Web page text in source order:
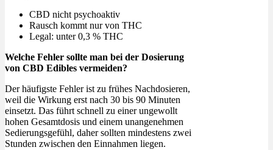
CBD nicht psychoaktiv
Rausch kommt nur von THC
Legal: unter 0,3 % THC
Welche Fehler sollte man bei der Dosierung
von CBD Edibles vermeiden?
Der häufigste Fehler ist zu frühes Nachdosieren,
weil die Wirkung erst nach 30 bis 90 Minuten
einsetzt. Das führt schnell zu einer ungewollt
hohen Gesamtdosis und einem unangenehmen
Sedierungsgefühl, daher sollten mindestens zwei
Stunden zwischen den Einnahmen liegen.